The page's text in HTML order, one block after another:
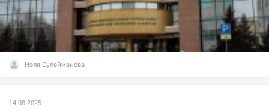
Нэля Сулейменова
14.08.2025